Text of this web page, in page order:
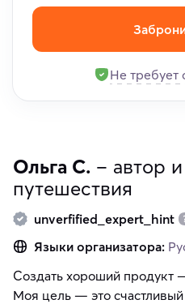
Не требует
Ольга С. – автор
путешествия
unverfified_expert_hint
Языки организатора:
Создать хороший продукт
Моя цель — это счастливый